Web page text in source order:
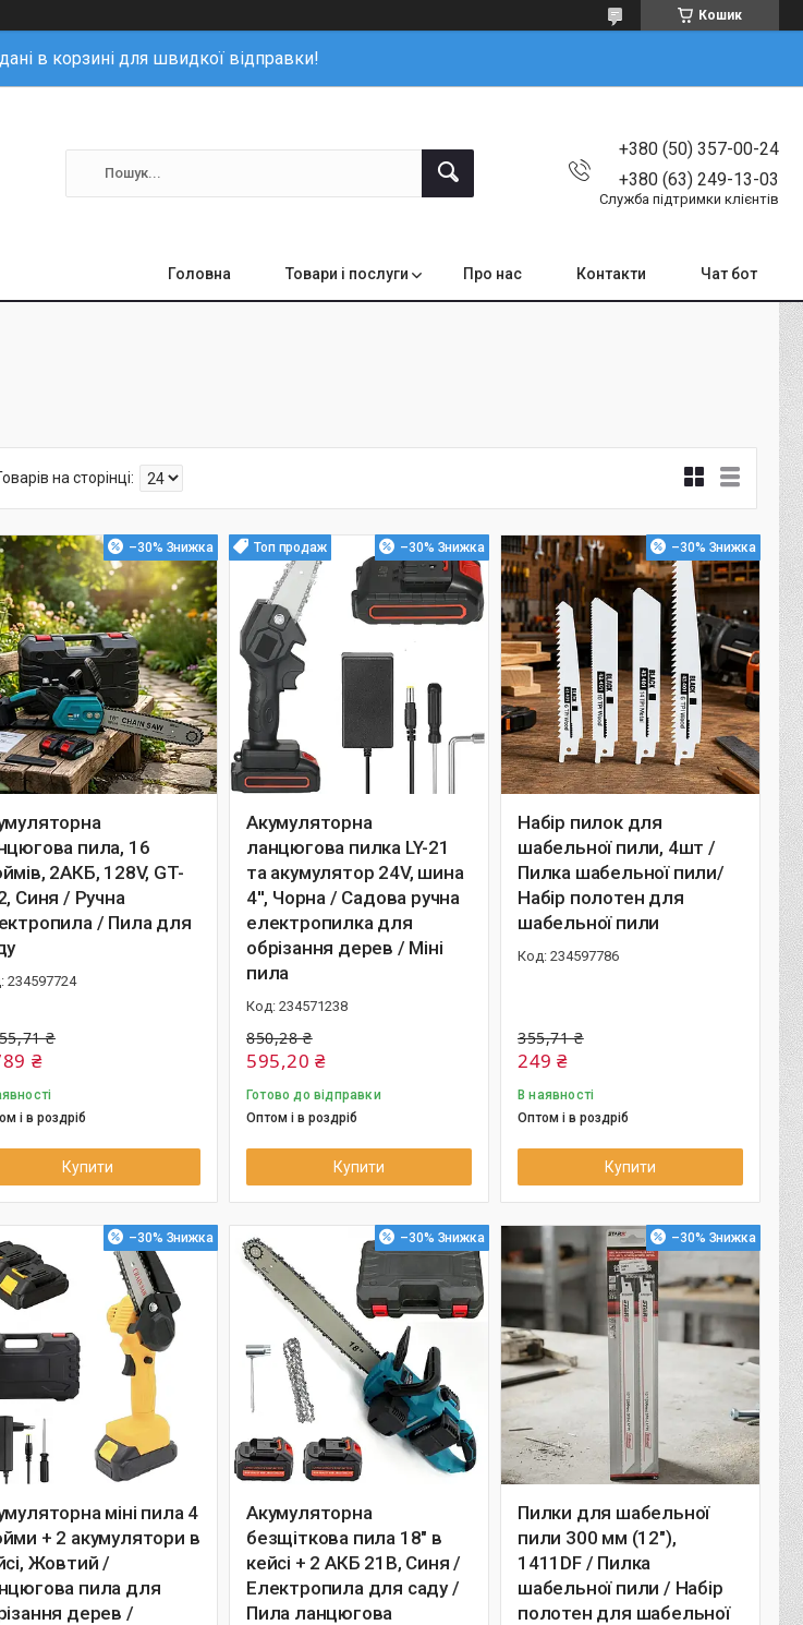
Кошик
в корзині для швидкої відправки!
+380 (50) 357-00-24
+380 (63) 249-13-03
Служба підтримки клієнтів
Головна Товари і послуги Про нас Контакти Чат бот
–30%
пила, 16
2АКБ, 128V, GT-
Синя / Ручна
/ Пила для
234597724
₴
₴
і в роздріб
Купити
Топ продаж –30%
Акумуляторна
ланцюгова пилка LY-21
та акумулятор 24V, шина
4'', Чорна / Садова ручна
електропилка для
обрізання дерев / Міні
пила
234571238
850,28 ₴
595,20 ₴
Готово до відправки
Оптом і в роздріб
Купити
–30%
Набір пилок для
шабельної пили, 4шт /
Пилка шабельної пили/
Набір полотен для
шабельної пили
234597786
355,71 ₴
249 ₴
В наявності
Оптом і в роздріб
Купити
–30%
міні пила 4
+ 2 акумулятори в
Жовтий /
пила для
дерев /
–30%
Акумуляторна
безщіткова пила 18" в
кейсі + 2 АКБ 21В, Синя /
Електропила для саду /
Пила ланцюгова
–30%
Пилки для шабельної
пили 300 мм (12"),
1411DF / Пилка
шабельної пили / Набір
полотен для шабельної